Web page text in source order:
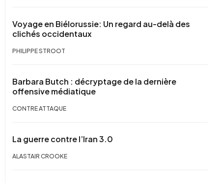
Voyage en Biélorussie: Un regard au-delà des
clichés occidentaux
PHILIPPE STROOT
Barbara Butch : décryptage de la dernière
offensive médiatique
CONTRE ATTAQUE
La guerre contre l’Iran 3.0
ALASTAIR CROOKE